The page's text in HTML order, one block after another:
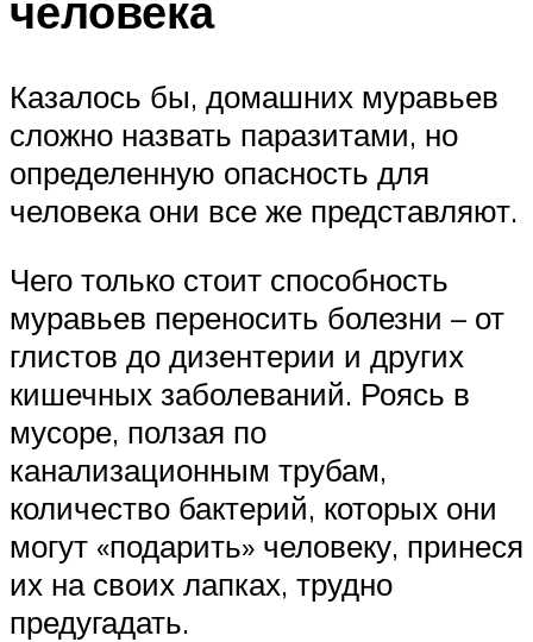
Казалось бы, домашних муравьев
сложно назвать паразитами, но
определенную опасность для
человека они все же представляют.
Чего только стоит способность
муравьев переносить болезни – от
глистов до дизентерии и других
кишечных заболеваний. Роясь в
мусоре, ползая по
канализационным трубам,
количество бактерий, которых они
могут «подарить» человеку, принеся
их на своих лапках, трудно
предугадать.